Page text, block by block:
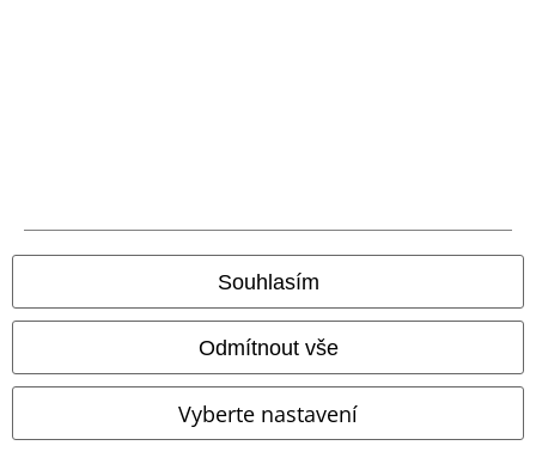
Souhlasím
Odmítnout vše
Vyberte nastavení
% Téměř vyprodáno
Kč 655,00